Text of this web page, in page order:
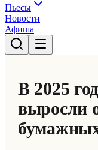
Пьесы
Новости
Афиша
В 2025
выросли